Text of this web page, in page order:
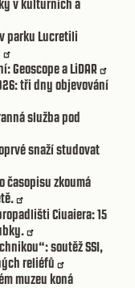
v kulturních a
parku Lucretili
Geoscope a LiDAR
tři dny objevování
služba pod
snaží studovat
časopisu zkoumá
Ciuaiera: 15
soutěž SSI,
reliéfů
muzeu koná